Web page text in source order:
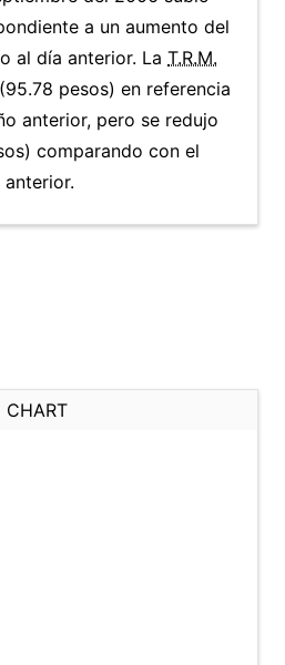
a un aumento del
al día anterior. La T.R.M.
pesos) en referencia
anterior, pero se redujo
comparando con el
CHART